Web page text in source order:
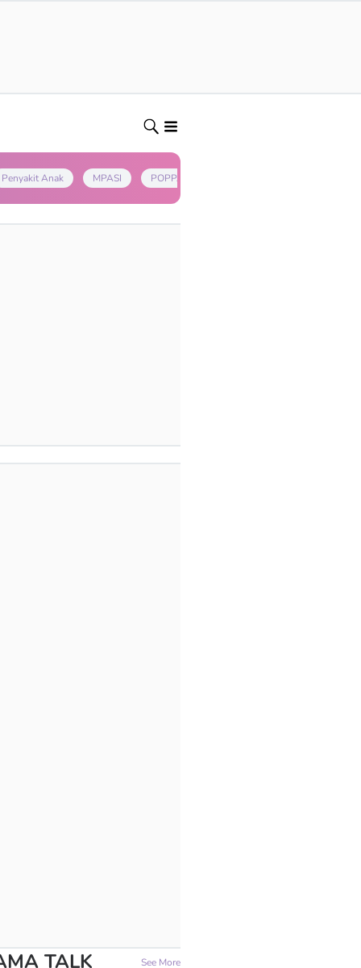
Penyakit Anak MPASI POPPAPA
TALK See More